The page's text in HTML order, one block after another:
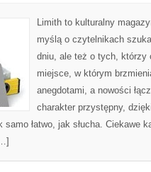
Limith to kulturalny
myślą o czytelnikach
dniu, ale też o tych, którzy
miejsce, w którym
anegdotami, a nowości
charakter przystępny,
łatwo, jak słucha. Ciekawe